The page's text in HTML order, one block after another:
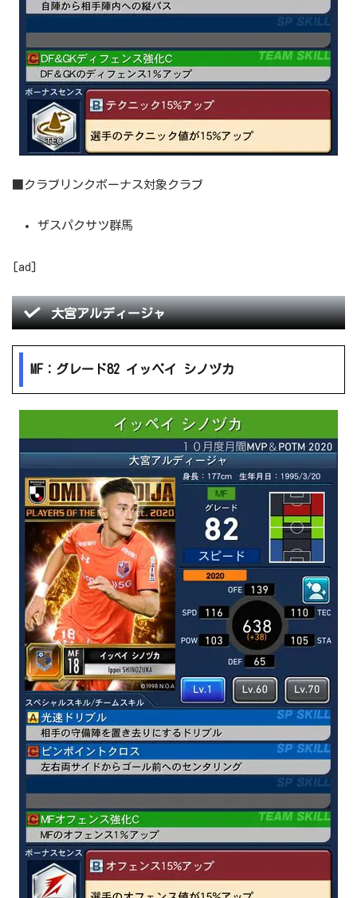
■クラブリンクボーナス対象クラブ
ザスパクサツ群馬
[ad]
大宮アルディージャ
MF：グレード82 イッペイ シノヅカ